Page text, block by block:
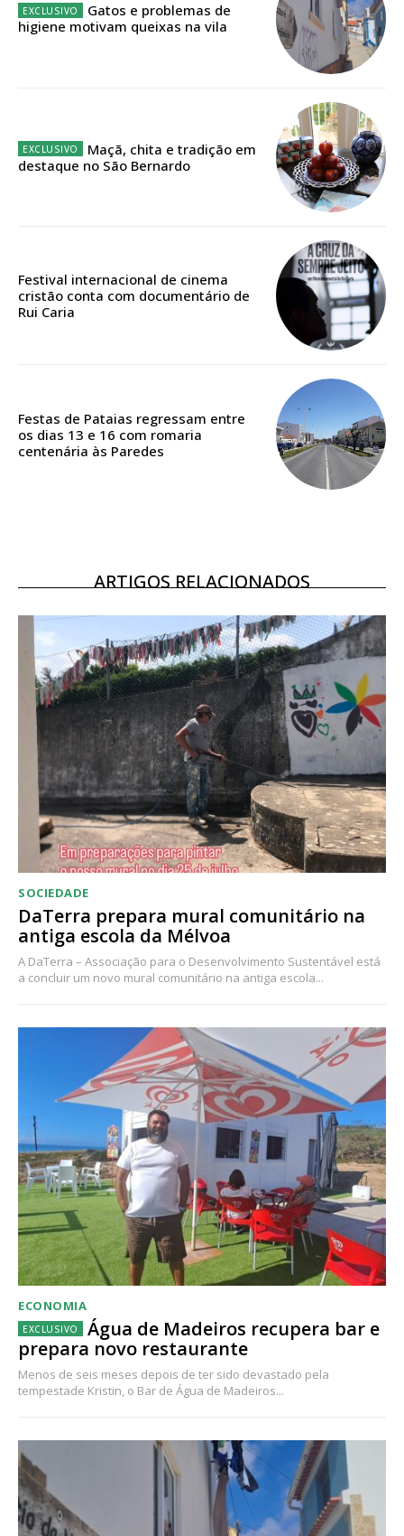
Sendo assinante terá acesso a todos os conteúdos exclusivos e versões
digitais.
Escolha o plano de assinatura desejado:
ASSINATURA
IMPRESSA
Edição em papel entregue à Quinta-feira em sua
Acesso aos conteúdos Exclusivos para
assinantes
Ofertas para assinatura anual
ASSINATURA
DIGITAL ANUAL
16€
12 meses
Acesso ao conteúdo online
Acesso aos conteúdos Exclusivos para
assinantes
Ofertas para assinatura anual
Gatos e problemas de
higiene motivam queixas na vila
Maçã, chita e tradição em
destaque no São Bernardo
Festival internacional de cinema
cristão conta com documentário de
Rui Caria
Festas de Pataias regressam entre
os dias 13 e 16 com romaria
centenária às Paredes
ARTIGOS RELACIONADOS
SOCIEDADE
DaTerra prepara mural comunitário na
antiga escola da Mélvoa
A DaTerra – Associação para o Desenvolvimento Sustentável está
a concluir um novo mural comunitário na antiga escola...
ECONOMIA
Água de Madeiros recupera bar e
prepara novo restaurante
Menos de seis meses depois de ter sido devastado pela
tempestade Kristin, o Bar de Água de Madeiros...